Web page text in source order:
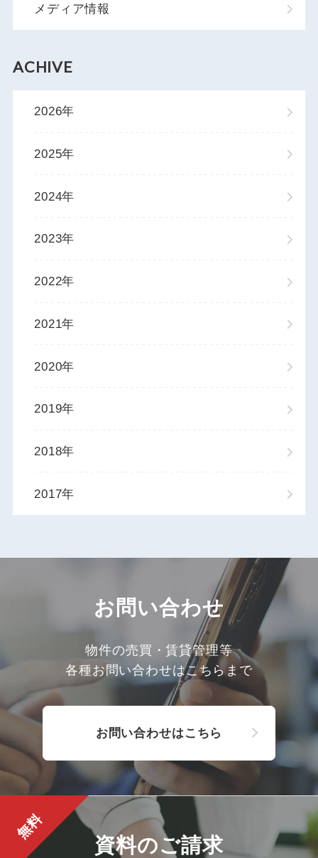
メディア情報
ACHIVE
2026年
2025年
2024年
2023年
2022年
2021年
2020年
2019年
2018年
2017年
お問い合わせ
物件の売買・賃貸管理等
各種お問い合わせはこちらまで
お問い合わせはこちら
無料
資料のご請求